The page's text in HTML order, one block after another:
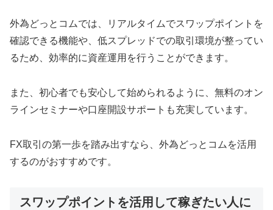
外為どっとコムでは、リアルタイムでスワップポイントを
確認できる機能や、低スプレッドでの取引環境が整ってい
るため、効率的に資産運用を行うことができます。
また、初心者でも安心して始められるように、無料のオン
ラインセミナーや口座開設サポートも充実しています。
FX取引の第一歩を踏み出すなら、外為どっとコムを活用
するのがおすすめです。
スワップポイントを活用して稼ぎたい人に